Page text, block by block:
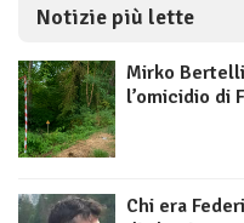
Notizie più lette
Mirko
l’omicidio di
Chi era